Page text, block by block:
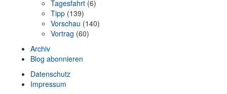
Tagesfahrt (6)
Tipp (139)
Vorschau (140)
Vortrag (60)
Archiv
Blog abonnieren
Datenschutz
Impressum